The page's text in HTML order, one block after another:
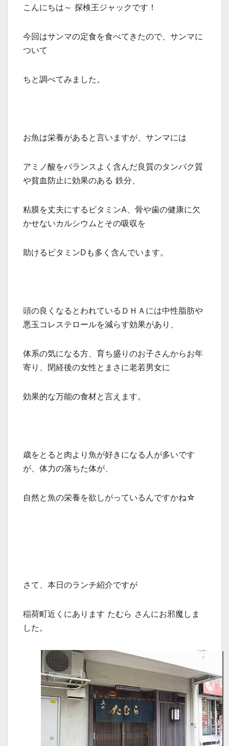
こんにちは～ 探検王ジャックです！
今回はサンマの定食を食べてきたので、サンマに
ついて
ちと調べてみました。
お魚は栄養があると言いますが、サンマには
アミノ酸をバランスよく含んだ良質のタンパク質
や貧血防止に効果のある 鉄分、
粘膜を丈夫にするビタミンA、骨や歯の健康に欠
かせないカルシウムとその吸収を
助けるビタミンDも多く含んでいます。
頭の良くなるとわれているＤＨＡには中性脂肪や
悪玉コレステロールを減らす効果があり、
体系の気になる方、育ち盛りのお子さんからお年
寄り、閉経後の女性とまさに老若男女に
効果的な万能の食材と言えます。
歳をとると肉より魚が好きになる人が多いです
が、体力の落ちた体が、
自然と魚の栄養を欲しがっているんですかね☆
さて、本日のランチ紹介ですが
稲荷町近くにあります たむら さんにお邪魔しま
した。